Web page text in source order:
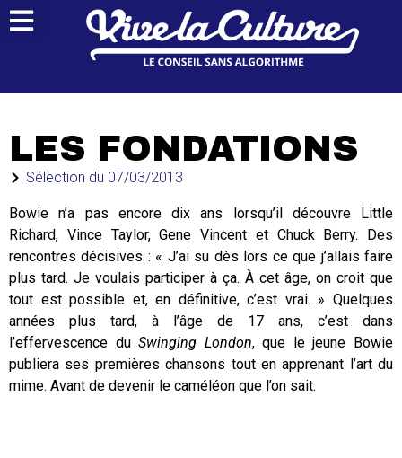
LES FONDATIONS
Sélection du 07/03/2013
Bowie n’a pas encore dix ans lorsqu’il découvre Little
Richard, Vince Taylor, Gene Vincent et Chuck Berry. Des
rencontres décisives : « J’ai su dès lors ce que j’allais faire
plus tard. Je voulais participer à ça. À cet âge, on croit que
tout est possible et, en définitive, c’est vrai. » Quelques
années plus tard, à l’âge de 17 ans, c’est dans
l’effervescence duSwinging London, que le jeune Bowie
publiera ses premières chansons tout en apprenant l’art du
mime. Avant de devenir le caméléon que l’on sait.